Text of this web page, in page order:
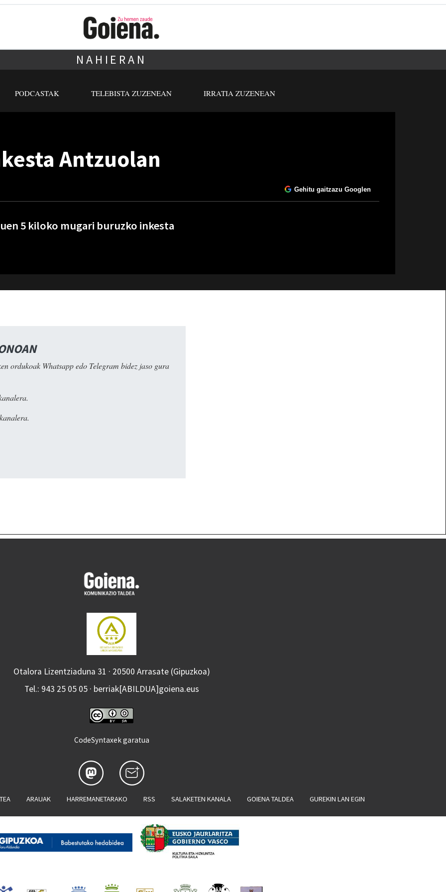
NAHIERAN
PODCASTAK TELEBISTA ZUZENEAN IRRATIA ZUZENEAN
Antzuolan
Gehitu gaitzazu Googlen
5 kiloko mugari buruzko inkesta
ordukoak Whatsapp edo Telegram bidez jaso gura
kanalera.
Otalora Lizentziaduna 31 · 20500 Arrasate (Gipuzkoa)
Tel.: 943 25 05 05 · berriak[ABILDUA]goiena.eus
CodeSyntaxek garatua
ARAUAK HARREMANETARAKO RSS SALAKETEN KANALA GOIENA TALDEA GUREKIN LAN EGIN